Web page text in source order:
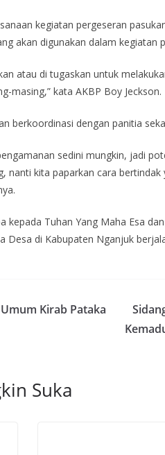
kegiatan pergeseran
akan digunakan dalam kegiatan
atau di tugaskan untuk
masing,” kata AKBP Boy Jeckson.
berkoordinasi dengan panitia
sedini mungkin, jadi
nanti kita paparkan cara
kepada Tuhan Yang Maha Esa
Desa di Kabupaten Nganjuk
Kirab Pataka
Suka